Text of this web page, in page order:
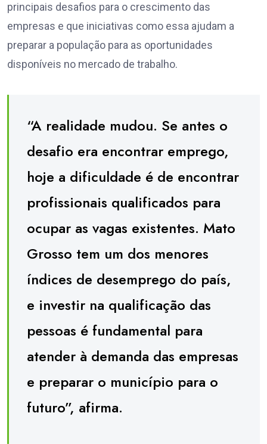
principais desafios para o crescimento das
empresas e que iniciativas como essa ajudam a
preparar a população para as oportunidades
disponíveis no mercado de trabalho.
“A realidade mudou. Se antes o
desafio era encontrar emprego,
hoje a dificuldade é de encontrar
profissionais qualificados para
ocupar as vagas existentes. Mato
Grosso tem um dos menores
índices de desemprego do país,
e investir na qualificação das
pessoas é fundamental para
atender à demanda das empresas
e preparar o município para o
futuro”, afirma.